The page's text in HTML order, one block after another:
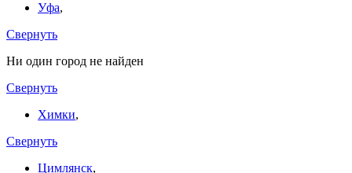
Уфа,
Свернуть
Ни один город не найден
Свернуть
Химки,
Свернуть
Цимлянск,